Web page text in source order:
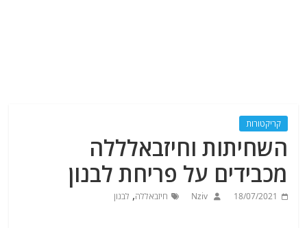
קריקטורות
השחיתות וחיזבאלללה
מכבידים על פריחת לבנון
18/07/2021
Nziv חיזבאללה, לבנון